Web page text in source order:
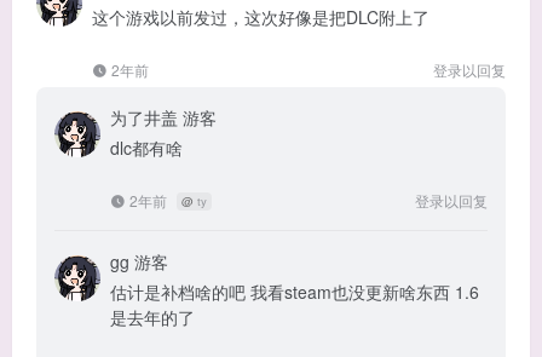
这个游戏以前发过，这次好像是把DLC附上了
2年前 登录以回复
为了井盖 游客
dlc都有啥
2年前 @ ty 登录以回复
gg 游客
估计是补档啥的吧 我看steam也没更新啥东西 1.6
是去年的了